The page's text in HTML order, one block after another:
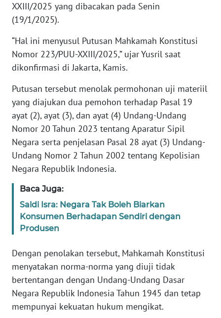
XXIII/2025 yang dibacakan pada Senin
(19/1/2025).
“Hal ini menyusul Putusan Mahkamah Konstitusi
Nomor 223/PUU-XXIII/2025,” ujar Yusril saat
dikonfirmasi di Jakarta, Kamis.
Putusan tersebut menolak permohonan uji materiil
yang diajukan dua pemohon terhadap Pasal 19
ayat (2), ayat (3), dan ayat (4) Undang-Undang
Nomor 20 Tahun 2023 tentang Aparatur Sipil
Negara serta penjelasan Pasal 28 ayat (3) Undang-
Undang Nomor 2 Tahun 2002 tentang Kepolisian
Negara Republik Indonesia.
Baca Juga:
Saldi Isra: Negara Tak Boleh Biarkan
Konsumen Berhadapan Sendiri dengan
Produsen
Dengan penolakan tersebut, Mahkamah Konstitusi
menyatakan norma-norma yang diuji tidak
bertentangan dengan Undang-Undang Dasar
Negara Republik Indonesia Tahun 1945 dan tetap
mempunyai kekuatan hukum mengikat.
REDAKSI
DISCLAIMER
Wahana
Regional
WN
SUMUT
WN
WN
JABAR
BANTEN
WN
WN